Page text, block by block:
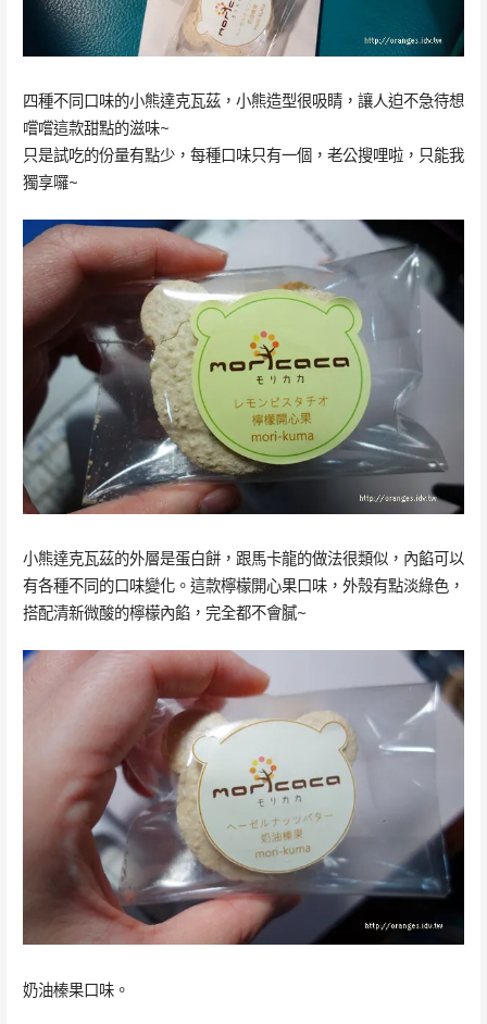
四種不同口味的小熊達克瓦茲，小熊造型很吸睛，讓人迫不急待想
嚐嚐這款甜點的滋味~
只是試吃的份量有點少，每種口味只有一個，老公搜哩啦，只能我
獨享囉~
小熊達克瓦茲的外層是蛋白餅，跟馬卡龍的做法很類似，內餡可以
有各種不同的口味變化。這款檸檬開心果口味，外殼有點淡綠色，
搭配清新微酸的檸檬內餡，完全都不會膩~
奶油榛果口味。